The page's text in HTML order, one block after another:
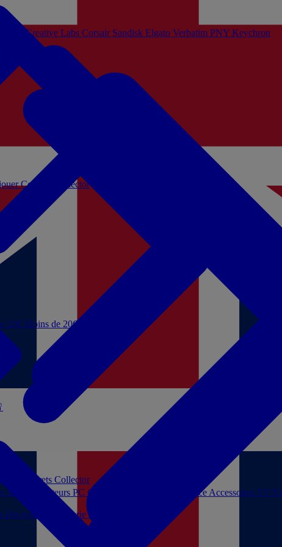
10€ Moins de 20€
Décoration PapeterieJeux de société
Coffrets Collector
Coffrets Collector
audio Moniteurs PC Casques filaires Audio Licence Accessoires TV/
Creative Labs Corsair Sandisk Elgato Verbatim PNY Keychron